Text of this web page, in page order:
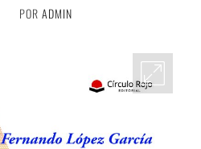
POR ADMIN